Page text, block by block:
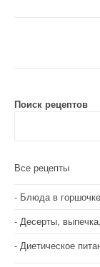
а
и
п
о
Поиск рецептов
Все рецепты
Блюда в горшочке
Десерты,
Диетическое